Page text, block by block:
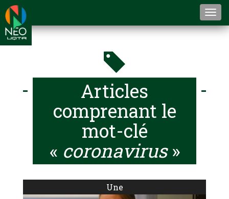
Articles
comprenant le
mot-clé
« coronavirus»
Une